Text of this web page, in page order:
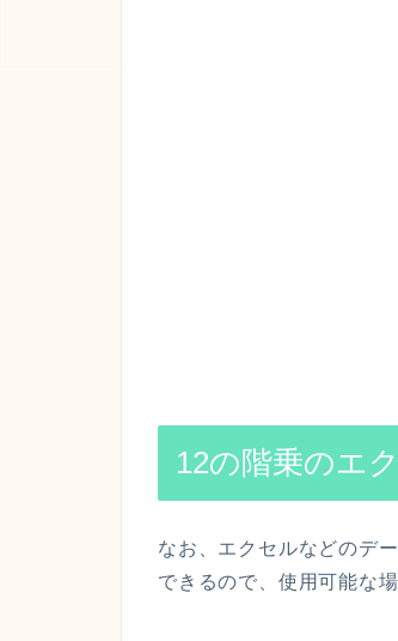
12の階乗のエ
なお、エクセルなどのデ
できるので、使用可能な